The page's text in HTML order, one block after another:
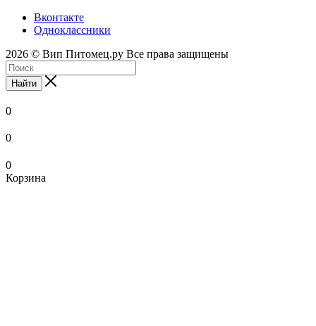
Вконтакте
Одноклассники
2026 © Вип Питомец.ру Все права защищены
Найти
0
0
0
Корзина